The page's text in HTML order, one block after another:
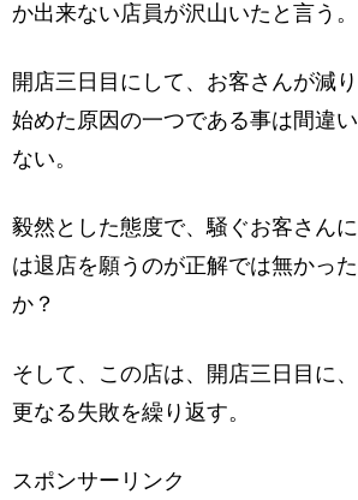
か出来ない店員が沢山いたと言う。
開店三日目にして、お客さんが減り
始めた原因の一つである事は間違い
ない。
毅然とした態度で、騒ぐお客さんに
は退店を願うのが正解では無かった
か？
そして、この店は、開店三日目に、
更なる失敗を繰り返す。
スポンサーリンク